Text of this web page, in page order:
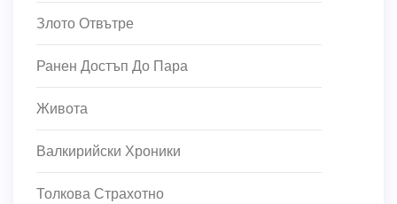
Злото Отвътре
Ранен Достъп До Пара
Живота
Валкирийски Хроники
Толкова Страхотно